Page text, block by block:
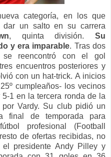
categoría, en los que
dar un salto en su carrera
, quinta división.Su
y era imparable. Tras dos
reencontró con el gol
encuentros posteriores y
con un hat-trick. A inicios
cumpleaños- los vecinos
1 en la tercera ronda de la
por Vardy. Su club pidió un
final de temporada para
profesional (Football
de ofertas recibidas, no
presidente Andy Pilley y